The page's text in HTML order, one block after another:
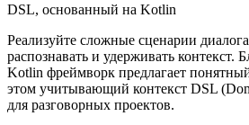
DSL, основанный на Kotlin
Реализуйте сложные сценарии
распознавать и удерживать контекст.
Kotlin фреймворк предлагает
этом учитывающий контекст DSL
для разговорных проектов.